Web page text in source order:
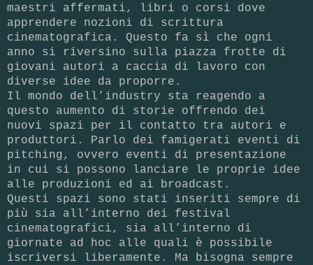
maestri affermati, libri o corsi dove
apprendere nozioni di scrittura
cinematografica. Questo fa sì che ogni
anno si riversino sulla piazza frotte di
giovani autori a caccia di lavoro con
diverse idee da proporre.
Il mondo dell’industry sta reagendo a
questo aumento di storie offrendo dei
nuovi spazi per il contatto tra autori e
produttori. Parlo dei famigerati eventi di
pitching, ovvero eventi di presentazione
in cui si possono lanciare le proprie idee
alle produzioni ed ai broadcast.
Questi spazi sono stati inseriti sempre di
più sia all’interno dei festival
cinematografici, sia all’interno di
giornate ad hoc alle quali è possibile
iscriversi liberamente. Ma bisogna sempre